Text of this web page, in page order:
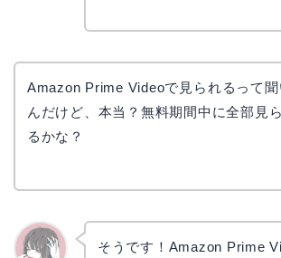
Amazon Prime Videoで見られるって聞
んだけど、本当？無料期間中に全部見
るかな？
そうです！Amazon Prime